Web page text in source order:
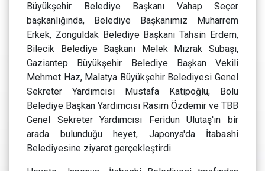
Büyükşehir Belediye Başkanı Vahap Seçer
başkanlığında, Belediye Başkanımız Muharrem
Erkek, Zonguldak Belediye Başkanı Tahsin Erdem,
Bilecik Belediye Başkanı Melek Mızrak Subaşı,
Gaziantep Büyükşehir Belediye Başkan Vekili
Mehmet Haz, Malatya Büyükşehir Belediyesi Genel
Sekreter Yardımcısı Mustafa Katipoğlu, Bolu
Belediye Başkan Yardımcısı Rasim Özdemir ve TBB
Genel Sekreter Yardımcısı Feridun Ulutaş'ın bir
arada bulunduğu heyet, Japonya'da İtabashi
Belediyesine ziyaret gerçekleştirdi.